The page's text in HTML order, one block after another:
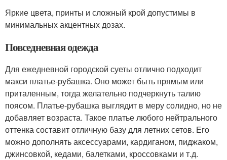
Яркие цвета, принты и сложный крой допустимы в
минимальных акцентных дозах.
Повседневная одежда
Для ежедневной городской суеты отлично подходит
макси платье-рубашка. Оно может быть прямым или
приталенным, тогда желательно подчеркнуть талию
поясом. Платье-рубашка выглядит в меру солидно, но не
добавляет возраста. Такое платье любого нейтрального
оттенка составит отличную базу для летних сетов. Его
можно дополнять аксессуарами, кардиганом, пиджаком,
джинсовкой, кедами, балетками, кроссовками и т.д.